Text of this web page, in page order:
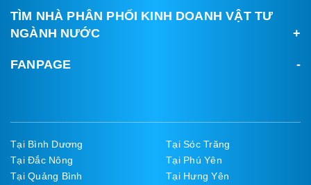
TÌM NHÀ PHÂN PHỐI KINH DOANH VẬT TƯ
NGÀNH NƯỚC
FANPAGE
Tại Bình Dương
Tại Sóc Trăng
Tại Đắc Nông
Tại Phú Yên
Tại Quảng Bình
Tại Hưng Yên